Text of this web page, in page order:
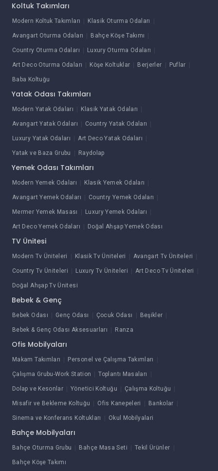
Koltuk Takımları
Modern Koltuk Takımları Klasik Oturma Odaları
Avangart Oturma Odaları Bahçe Köşe Takımı
Country Oturma Odaları Luxury Oturma Odaları
Art Deco Oturma Odaları Köşe Koltuklar Berjerler Puflar
Baba Koltuğu
Yatak Odası Takımları
Modern Yatak Odaları Klasik Yatak Odaları
Avangart Yatak Odaları Country Yatak Odaları
Luxury Yatak Odaları Art Deco Yatak Odaları
Yatak ve Baza Grubu Raydolap
Yemek Odası Takımları
Modern Yemek Odaları Klasik Yemek Odaları
Avangart Yemek Odaları Country Yemek Odaları
Mermer Yemek Masası Luxury Yemek Odaları
Art Deco Yemek Odaları Doğal Ahşap Yemek Odası
TV Ünitesi
Modern Tv Üniteleri Klasik Tv Üniteleri Avangart Tv Üniteleri
Country Tv Üniteleri Luxury Tv Üniteleri Art Deco Tv Üniteleri
Doğal Ahşap Tv Ünitesi
Bebek & Genç
Bebek Odası Genç Odası Çocuk Odası Beşikler
Bebek & Genç Odası Aksesuarları Ranza
Ofis Mobilyaları
Makam Takımları Personel ve Çalışma Takımları
Çalışma Grubu-Work Station Toplantı Masaları
Dolap ve Kesonlar Yönetici Koltuğu Çalışma Koltuğu
Misafir ve Bekleme Koltuğu Ofis Kanepeleri Bankolar
Sinema ve Konferans Koltukları Okul Mobilyalari
Bahçe Mobilyaları
Bahçe Oturma Grubu Bahçe Masa Seti Tekil Ürünler
Bahçe Köşe Takımı